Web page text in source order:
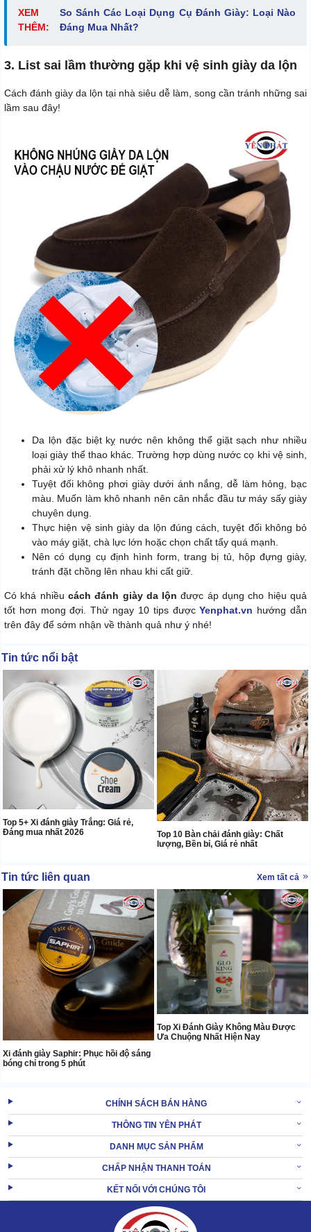
XEM
THÊM:
So Sánh Các Loại Dụng Cụ Đánh Giày: Loại Nào
Đáng Mua Nhất?
3. List sai lầm thường gặp khi vệ sinh giày da lộn
Cách đánh giày da lộn tại nhà siêu dễ làm, song cần tránh những sai
lầm sau đây!
Da lộn đặc biệt kỵ nước nên không thể giặt sạch như nhiều
loại giày thể thao khác. Trường hợp dùng nước cọ khi vệ sinh,
phải xử lý khô nhanh nhất.
Tuyệt đối không phơi giày dưới ánh nắng, dễ làm hỏng, bạc
màu. Muốn làm khô nhanh nên cân nhắc đầu tư máy sấy giày
chuyên dụng.
Thực hiện vệ sinh giày da lộn đúng cách, tuyệt đối không bỏ
vào máy giặt, chà lực lớn hoặc chọn chất tẩy quá mạnh.
Nên có dụng cụ định hình form, trang bị tủ, hộp đựng giày,
tránh đặt chồng lên nhau khi cất giữ.
Có khá nhiều cách đánh giày da lộn được áp dụng cho hiệu quả
tốt hơn mong đợi. Thử ngay 10 tips đượcYenphat.vn hướng dẫn
trên đây để sớm nhận về thành quả như ý nhé!
Tin tức nổi bật
Top 5+ Xi đánh giày Trắng: Giá rẻ,
Đáng mua nhất 2026
Top 10 Bàn chải đánh giày: Chất
lượng, Bền bỉ, Giá rẻ nhất
Tin tức liên quan Xem tất cả
Xi đánh giày Saphir: Phục hồi độ sáng
bóng chỉ trong 5 phút
Top Xi Đánh Giày Không Màu Được
Ưa Chuộng Nhất Hiện Nay
CHÍNH SÁCH BÁN HÀNG
THÔNG TIN YÊN PHÁT
DANH MỤC SẢN PHẨM
CHẤP NHẬN THANH TOÁN
KẾT NỐI VỚI CHÚNG TÔI